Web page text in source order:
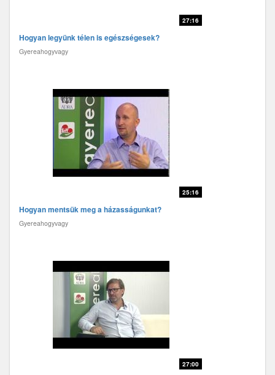
27:16
Hogyan legyünk télen is egészségesek?
Gyereahogyvagy
25:16
Hogyan mentsük meg a házasságunkat?
Gyereahogyvagy
27:00